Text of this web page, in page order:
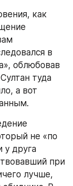
как
в
облюбовав
туда
а вот
не «по
у друга
при
лучше,